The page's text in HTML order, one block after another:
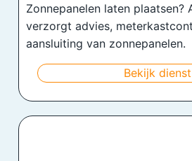
Zonnepanelen laten plaatsen?
verzorgt advies,
aansluiting van zonnepanelen.
Bekijk dienst